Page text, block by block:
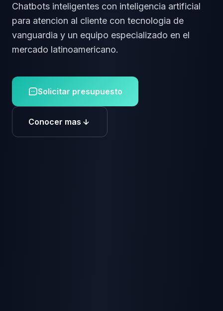
Chatbots inteligentes con inteligencia artificial
para atencion al cliente con tecnologia de
vanguardia y un equipo especializado en el
mercado latinoamericano.
Solicitar presupuesto
Conocer mas